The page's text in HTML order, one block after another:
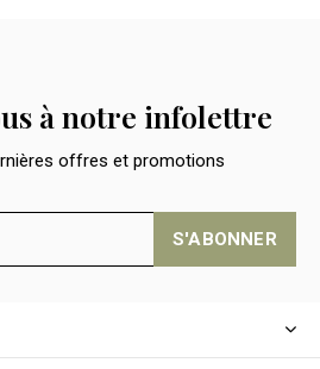
à notre infolettre
offres et promotions
S'ABONNER